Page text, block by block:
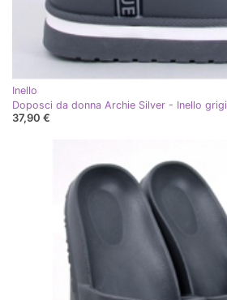
Inello
Doposci da donna Archie Silver - Inello
37,90 €